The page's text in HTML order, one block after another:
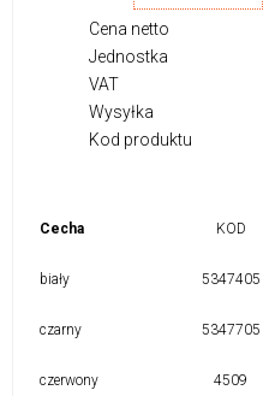
Cena netto
Jednostka
VAT
Wysyłka
Kod produktu
Cecha KOD
biały 5347405
czarny 5347705
czerwony 4509